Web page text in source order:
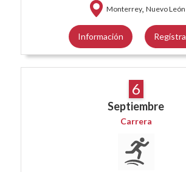
Monterrey, Nuevo León
Información
6
Septiembre
Carrera